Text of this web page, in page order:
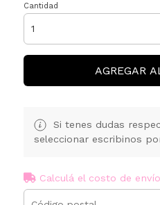
Cantidad
AGREGAR
Si tenes dudas
seleccionar escribinos
Calculá el costo de envío